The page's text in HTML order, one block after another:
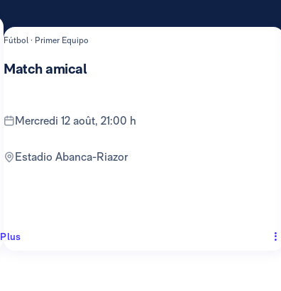
Fútbol · Primer Equipo
Match amical
mercredi 12 août, 21:00 h
Estadio Abanca-Riazor
Plus